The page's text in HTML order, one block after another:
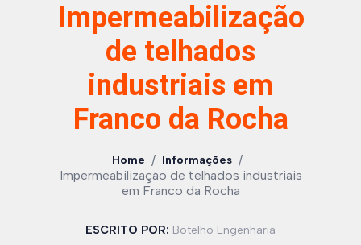
Impermeabilização
de telhados
industriais em
Franco da Rocha
Home / Informações /
Impermeabilização de telhados industriais
em Franco da Rocha
ESCRITO POR: Botelho Engenharia